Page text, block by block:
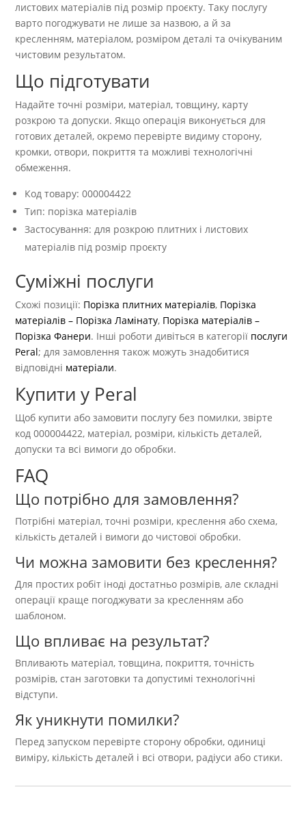
листових матеріалів під розмір проєкту. Таку послугу
варто погоджувати не лише за назвою, а й за
кресленням, матеріалом, розміром деталі та очікуваним
чистовим результатом.
Що підготувати
Надайте точні розміри, матеріал, товщину, карту
розкрою та допуски. Якщо операція виконується для
готових деталей, окремо перевірте видиму сторону,
кромки, отвори, покриття та можливі технологічні
обмеження.
Код товару: 000004422
Тип: порізка матеріалів
Застосування: для розкрою плитних і листових
матеріалів під розмір проєкту
Суміжні послуги
Схожі позиції: Порізка плитних матеріалів, Порізка
матеріалів – Порізка Ламінату, Порізка матеріалів –
Порізка Фанери. Інші роботи дивіться в категорії послуги
Peral; для замовлення також можуть знадобитися
відповідні матеріали.
Купити у Peral
Щоб купити або замовити послугу без помилки, звірте
код 000004422, матеріал, розміри, кількість деталей,
допуски та всі вимоги до обробки.
FAQ
Що потрібно для замовлення?
Потрібні матеріал, точні розміри, креслення або схема,
кількість деталей і вимоги до чистової обробки.
Чи можна замовити без креслення?
Для простих робіт іноді достатньо розмірів, але складні
операції краще погоджувати за кресленням або
шаблоном.
Що впливає на результат?
Впливають матеріал, товщина, покриття, точність
розмірів, стан заготовки та допустимі технологічні
відступи.
Як уникнути помилки?
Перед запуском перевірте сторону обробки, одиниці
виміру, кількість деталей і всі отвори, радіуси або стики.